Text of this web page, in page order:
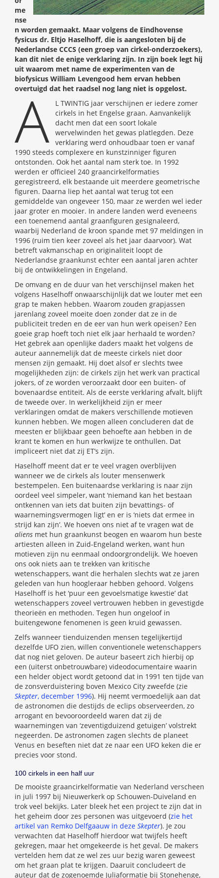
me
nse
n worden gemaakt. Maar volgens de Eindhovense
fysicus dr. Eltjo Haselhoff, die is aangesloten bij de
Nederlandse CCCS (een groep van cirkel-onderzoekers),
kan dit niet de enige verklaring zijn. In zijn boek legt hij
uit waarom met name de experimenten van de
biofysicus William Levengood hem ervan hebben
overtuigd dat het raadsel nog lang niet is opgelost.
A
L TWINTIG jaar verschijnen er iedere zomer
cirkels in het Engelse graan. Aanvankelijk
dacht men dat een soort lokale
wervelwinden het gewas platlegden. Deze
verklaring werd onhoudbaar toen er vanaf
1990 steeds complexere en kunstzinniger figuren
ontstonden. Ook het aantal nam sterk toe. In 1992
werden er officieel 240 graancirkelformaties
geregistreerd, elk bestaande uit meerdere geometrische
figuren. Daarna liep het aantal wat terug tot een
gemiddelde van ongeveer 150, maar ze werden wel ieder
jaar groter en mooier. In andere landen werd eveneens
een toenemend aantal graanfiguren gesignaleerd,
waarbij Nederland de kroon spande met 97 meldingen in
1996 (ruim tien keer zoveel als het jaar daarvoor). Wat
betreft vakmanschap en originaliteit loopt de
Nederlandse graankunst echter een aantal jaren achter
bij de ontwikkelingen in Engeland.
De omvang en de duur van het verschijnsel maken het
volgens Haselhoff onwaarschijnlijk dat we louter met een
grap te maken hebben. Waarom zouden grapjassen
jarenlang zoveel moeite doen zonder dat ze in de
publiciteit treden en de eer van hun werk opeisen? Een
goeie grap hoeft toch niet elk jaar herhaald te worden?
Het gebrek aan openlijke daders maakt het volgens de
auteur aannemelijk dat de meeste cirkels niet door
mensen zijn gemaakt. Hij doet alsof er slechts twee
mogelijkheden zijn: de cirkels zijn het werk van practical
jokers, of ze worden veroorzaakt door een buiten- of
bovenaardse entiteit. Als de eerste verklaring afvalt, blijft
de tweede over. In werkelijkheid zijn er meer
verklaringen omdat de makers verschillende motieven
kunnen hebben. We mogen alleen concluderen dat de
meesten er blijkbaar geen behoefte aan hebben in de
krant te komen en hun werkwijze te onthullen. Dat
impliceert niet dat zij ET’s zijn.
Haselhoff meent dat er te veel vragen overblijven
wanneer we de cirkels als louter mensenwerk
bestempelen. Een buitenaardse verklaring is naar zijn
oordeel veel simpeler, want ‘niemand kan het bestaan
ontkennen van iets dat buiten zijn bevattings- of
waarnemingsvermogen ligt’ en er is ‘niets dat ermee in
strijd kan zijn’. We hoeven ons niet af te vragen wat de
aliens met hun graankunst beogen en waarom hun beste
artiesten alleen in Zuid-Engeland werken, want hun
motieven zijn nu eenmaal ondoorgrondelijk. We hoeven
ons ook niets aan te trekken van kritische
wetenschappers, want die herhalen slechts wat ze jaren
geleden van hun hoogleraar hebben gehoord. Volgens
Haselhoff is het ‘puur een gevoelsmatige kwestie’ dat
wetenschappers zoveel vertrouwen hebben in gevestigde
theorieën en methoden. Tegen hun ongeloof in
buitengewone fenomenen is geen kruid gewassen.
Zelfs wanneer tienduizenden mensen tegelijkertijd
dezelfde UFO zien, willen conventionele wetenschappers
dat nog niet geloven. De auteur baseert zich hierbij op
een (uiterst onbetrouwbare) videodocumentaire waarin
een helder object wordt getoond dat in 1991 ten tijde van
de zonsverduistering boven Mexico City zweefde (zie
Skepter, december 1996). Hij neemt vermoedelijk aan dat
de astronomen die destijds de eclips observeerden, zo
arrogant en bevooroordeeld waren dat zij de
waarnemingen van ‘zeventigduizend getuigen’ volstrekt
negeerden. De astronomen zagen slechts de planeet
Venus en beseften niet dat ze naar een UFO keken die er
precies voor stond.
100 cirkels in een half uur
De mooiste graancirkelformatie van Nederland verscheen
in juli 1997 bij Nieuwerkerk op Schouwen-Duiveland en
trok veel bekijks. Later bleek het een project te zijn dat in
het geheim door zes personen was uitgevoerd (zie het
artikel van Remko Delfgaauw in deze Skepter). Je zou
verwachten dat Haselhoff hierdoor wat twijfels heeft
gekregen, maar het omgekeerde is het geval. De makers
vertelden hem dat ze wel zes uur bezig waren geweest
om het graan plat te krijgen. Daaruit concludeert de
auteur dat de zogenoemde Juliaformatie bij Stonehenge,